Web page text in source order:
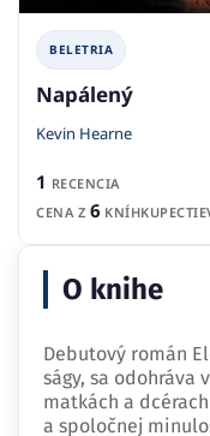
BELETRIA
Napálený
Kevin Hearne
1 RECENCIA
CENA Z 6
O knihe
Debutový román
ságy, sa odohráva
matkách a
a spoločnej